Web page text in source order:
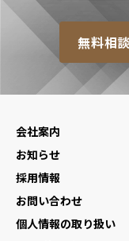
無料相
会社案内
お知らせ
採用情報
お問い合わせ
個人情報の取り扱い